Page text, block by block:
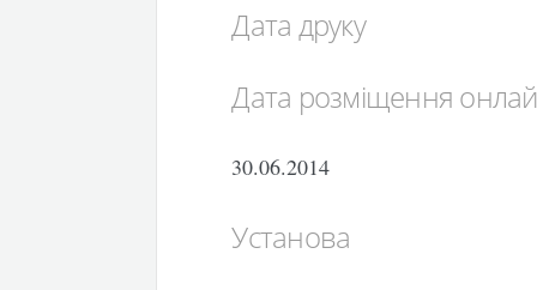
Дата друку
Дата розміщення
30.06.2014
Установа